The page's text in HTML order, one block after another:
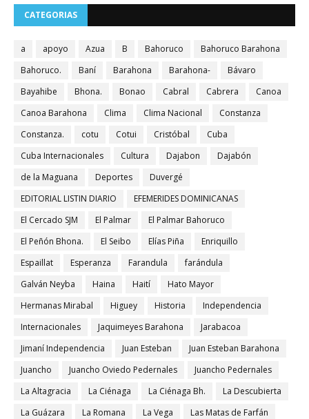
CATEGORIAS
a apoyo Azua B Bahoruco
Bahoruco Barahona
Bahoruco.
Baní Barahona Barahona-
Bávaro
Bayahibe
Bhona. Bonao Cabral Cabrera
Canoa
Canoa Barahona
Clima Clima Nacional
Constanza
Constanza.
cotu Cotui Cristóbal
Cuba
Cuba Internacionales
Cultura Dajabon
Dajabón
de la Maguana
Deportes
Duvergé
EDITORIAL LISTIN DIARIO
EFEMERIDES DOMINICANAS
El Cercado SJM
El Palmar
El Palmar Bahoruco
El Peñón Bhona.
El Seibo Elías Piña
Enriquillo
Espaillat
Esperanza Farandula
farándula
Galván Neyba
Haina Haití
Hato Mayor
Hermanas Mirabal
Higuey Historia
Independencia
Internacionales
Jaquimeyes Barahona
Jarabacoa
Jimaní Independencia
Juan Esteban
Juan Esteban Barahona
Juancho
Juancho Oviedo Pedernales
Juancho Pedernales
La Altagracia
La Ciénaga La Ciénaga Bh.
La Descubierta
La Guázara
La Romana La Vega
Las Matas de Farfán